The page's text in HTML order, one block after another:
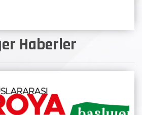
Haberler